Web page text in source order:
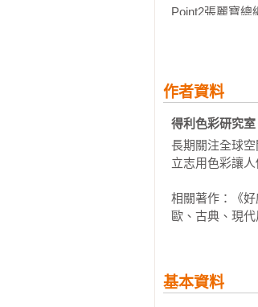
Point2張麗寶總
Part1居家空間
case2穆豐空間
case3穆豐空間
case4ST
case6威楓設計
case7KC
case10PSW建
作者資料
得利色彩研究室
長期關注全球
立志用色彩讓人
相關著作：《
歐、古典、現代
基本資料